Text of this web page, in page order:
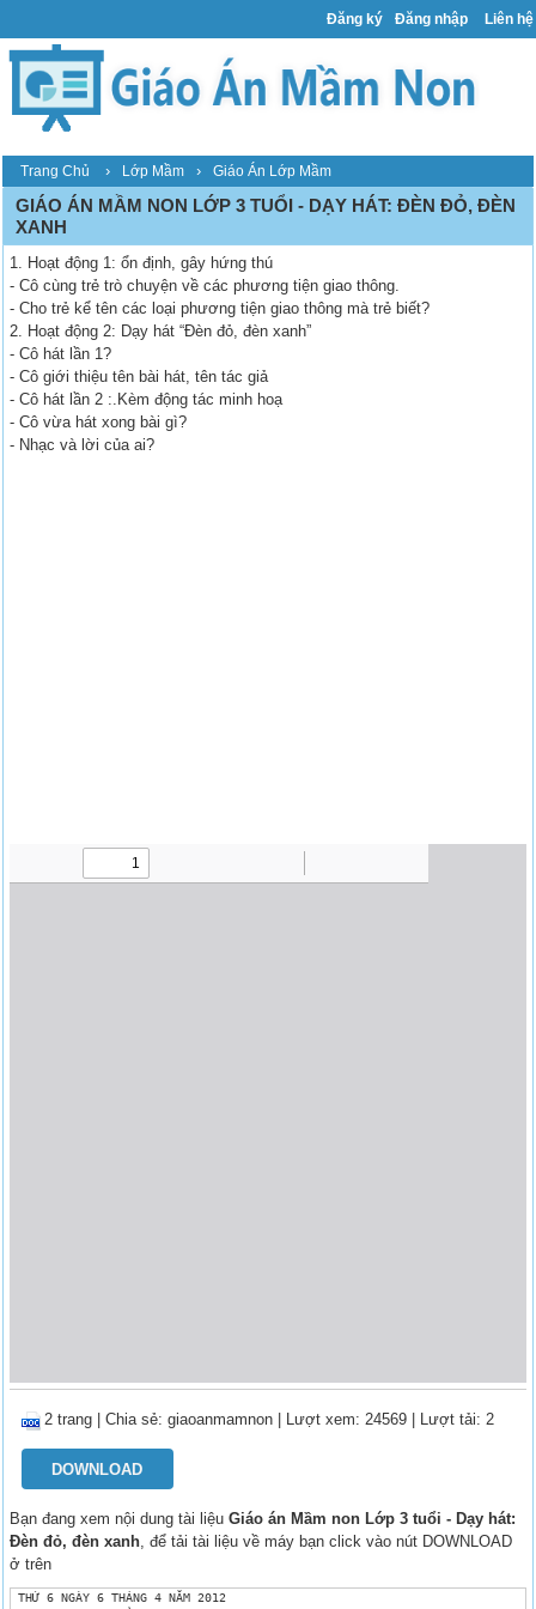
Đăng ký Đăng nhập Liên hệ
Trang Chủ › Lớp Mầm › Giáo Án Lớp Mầm
GIÁO ÁN MẦM NON LỚP 3 TUỔI - DẠY HÁT: ĐÈN ĐỎ, ĐÈN
XANH
1. Hoạt động 1: ổn định, gây hứng thú
- Cô cùng trẻ trò chuyện về các phương tiện giao thông.
- Cho trẻ kể tên các loại phương tiện giao thông mà trẻ biết?
2. Hoạt động 2: Dạy hát “Đèn đỏ, đèn xanh”
- Cô hát lần 1?
- Cô giới thiệu tên bài hát, tên tác giả
- Cô hát lần 2 :.Kèm động tác minh hoạ
- Cô vừa hát xong bài gì?
- Nhạc và lời của ai?
2 trang |Chia sẻ:giaoanmamnon | Lượt xem: 24569 | Lượt tải: 2
DOWNLOAD
Bạn đang xem nội dung tài liệuGiáo án Mầm non Lớp 3 tuổi - Dạy hát:
Đèn đỏ, đèn xanh, để tải tài liệu về máy bạn click vào nút DOWNLOAD
ở trên
THỨ 6 NGÀY 6 THÁNG 4 NĂM 2012